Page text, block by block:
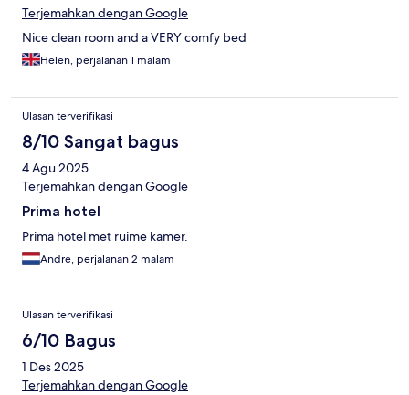
Terjemahkan dengan Google
Nice clean room and a VERY comfy bed
Helen, perjalanan 1 malam
Ulasan terverifikasi
8/10 Sangat bagus
4 Agu 2025
Terjemahkan dengan Google
Prima hotel
Prima hotel met ruime kamer.
Andre, perjalanan 2 malam
Ulasan terverifikasi
6/10 Bagus
1 Des 2025
Terjemahkan dengan Google